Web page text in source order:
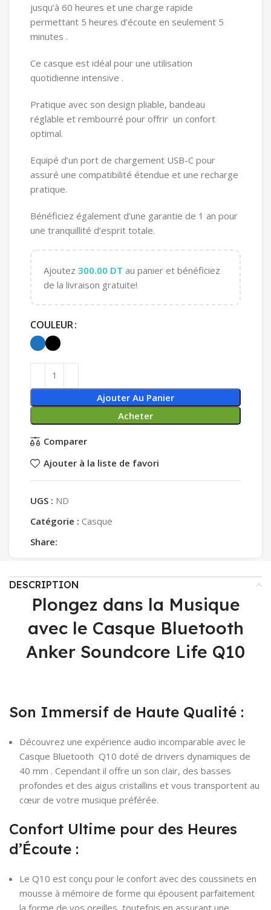
jusqu’à 60 heures et une charge rapide
permettant 5 heures d’écoute en seulement 5
minutes .
Ce casque est idéal pour une utilisation
quotidienne intensive .
Pratique avec son design pliable, bandeau
réglable et rembourré pour offrir un confort
optimal.
Equipé d’un port de chargement USB-C pour
assuré une compatibilité étendue et une recharge
pratique.
Bénéficiez également d’une garantie de 1 an pour
une tranquillité d’esprit totale.
Ajoutez 300.00 DT au panier et bénéficiez
de la livraison gratuite!
COULEUR
Ajouter Au Panier
Acheter
Comparer
Ajouter à la liste de favori
UGS : ND
Catégorie : Casque
Share:
DESCRIPTION
Plongez dans la Musique
avec le Casque Bluetooth
Anker Soundcore Life Q10
Son Immersif de Haute Qualité :
Découvrez une expérience audio incomparable avec le
Casque Bluetooth Q10 doté de drivers dynamiques de
40 mm . Cependant il offre un son clair, des basses
profondes et des aigus cristallins et vous transportent au
cœur de votre musique préférée.
Confort Ultime pour des Heures
d’Écoute :
Le Q10 est conçu pour le confort avec des coussinets en
mousse à mémoire de forme qui épousent parfaitement
la forme de vos oreilles, toutefois en assurant une